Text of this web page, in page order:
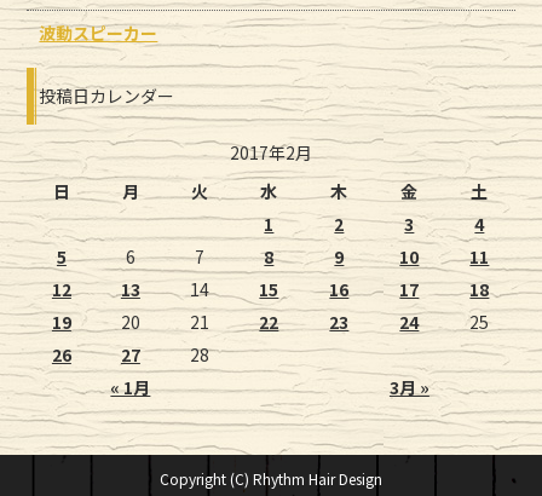
波動スピーカー
投稿日カレンダー
2017年2月
日
月 火 水 木 金 土
« 1月 3月 »
1 2 3
4
5
6 7 8 9 10
11
12
13 14 15 16 17
18
19
20 21 22 23 24
25
26
27 28
Copyright (C) Rhythm Hair Design